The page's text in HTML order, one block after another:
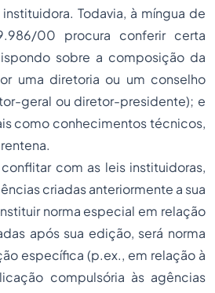
Todavia, à míngua de
00 procura conferir certa
sobre a composição da
uma diretoria ou um conselho
geral ou diretor-presidente); e
como conhecimentos técnicos,
com as leis instituidoras,
criadas anteriormente a sua
norma especial em relação
após sua edição, será norma
específica (p.ex., em relação à
compulsória às agências